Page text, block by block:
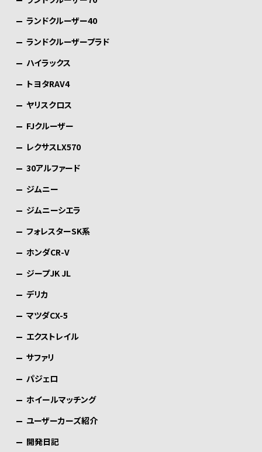
ランドクルーザー40
ランドクルーザープラド
ハイラックス
トヨタRAV4
ヤリスクロス
FJクルーザー
レクサスLX570
30アルファード
ジムニー
ジムニーシエラ
フォレスターSK系
ホンダCR-V
ジープJK JL
デリカ
マツダCX-5
エクストレイル
サファリ
パジェロ
ホイールマッチング
ユーザーカーズ紹介
開発日記